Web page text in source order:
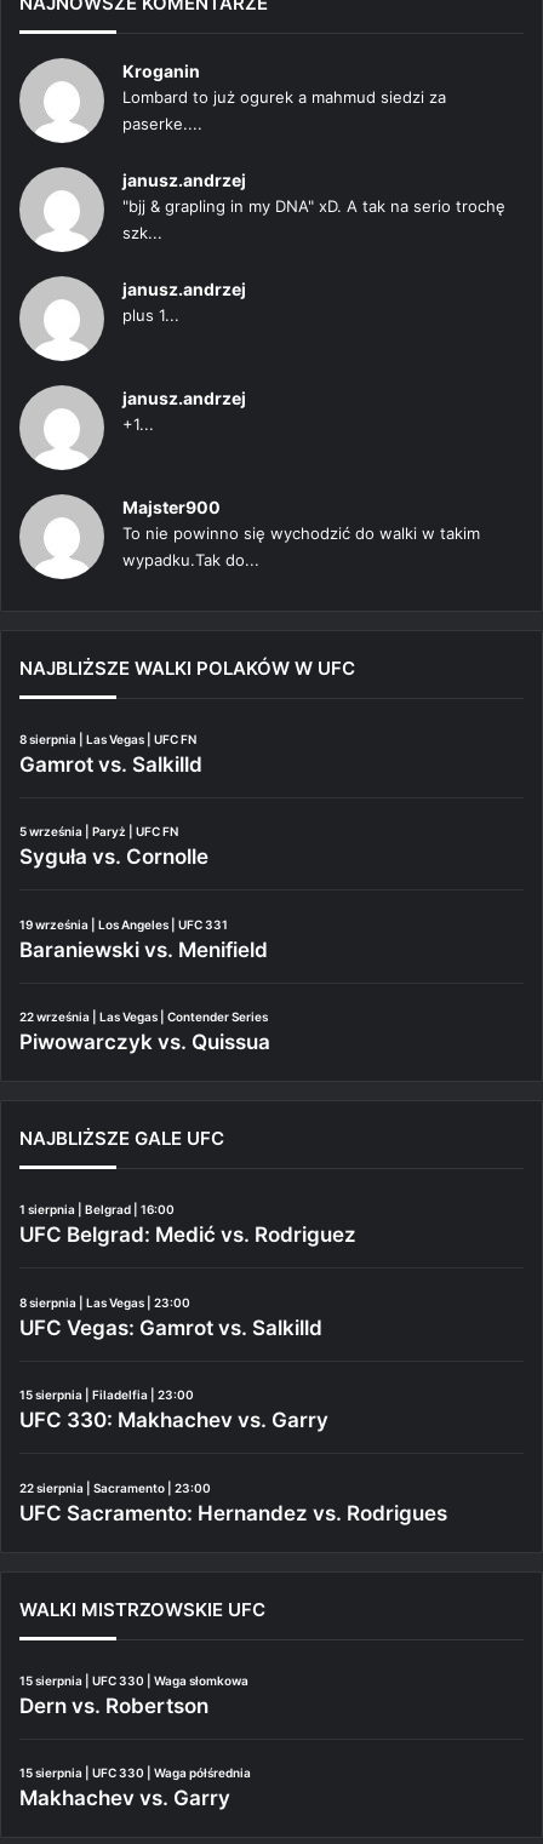
Kroganin
Lombard to już ogurek a mahmud siedzi za
paserke....
janusz.andrzej
"bjj & grapling in my DNA" xD. A tak na serio trochę
szk...
janusz.andrzej
plus 1...
janusz.andrzej
+1...
Majster900
To nie powinno się wychodzić do walki w takim
wypadku.Tak do...
NAJBLIŻSZE WALKI POLAKÓW W UFC
8 sierpnia | Las Vegas | UFC FN
Gamrot vs. Salkilld
5 września | Paryż | UFC FN
Syguła vs. Cornolle
19 września | Los Angeles | UFC 331
Baraniewski vs. Menifield
22 września | Las Vegas | Contender Series
Piwowarczyk vs. Quissua
NAJBLIŻSZE GALE UFC
1 sierpnia | Belgrad | 16:00
UFC Belgrad: Medić vs. Rodriguez
8 sierpnia | Las Vegas | 23:00
UFC Vegas: Gamrot vs. Salkilld
15 sierpnia | Filadelfia | 23:00
UFC 330: Makhachev vs. Garry
22 sierpnia | Sacramento | 23:00
UFC Sacramento: Hernandez vs. Rodrigues
WALKI MISTRZOWSKIE UFC
15 sierpnia | UFC 330 | Waga słomkowa
Dern vs. Robertson
15 sierpnia | UFC 330 | Waga półśrednia
Makhachev vs. Garry